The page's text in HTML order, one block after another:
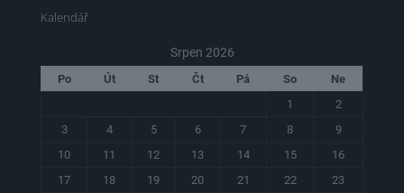
Kalendář
Srpen 2026
Po Út St Čt Pá So
Ne
1
2
3
4 5 6 7 8
9
10
11 12 13 14 15
16
17
18 19 20 21 22
23